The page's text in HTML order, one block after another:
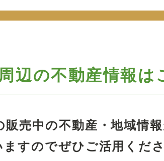
辺の不動産情報は
売中の不動産・地域情報
すのでぜひご活用くださ